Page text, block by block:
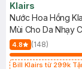
Klairs
Nước Hoa Hồng
Mùi Cho Da Nhạy
4.8 (148)
Bill Klairs từ 299k